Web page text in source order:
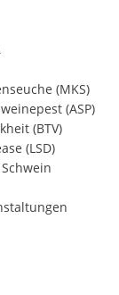
(MKS)
(ASP)
(BTV)
(LSD)